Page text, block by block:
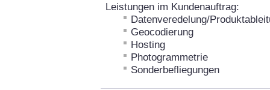
Leistungen im Kundenauftrag:
Datenveredelung/
Geocodierung
Hosting
Photogrammetrie
Sonderbefliegungen